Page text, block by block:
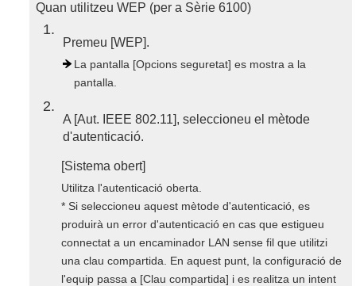
Quan utilitzeu WEP (per a Sèrie 6100)
1
Premeu [WEP].
La pantalla [Opcions seguretat] es mostra a la
pantalla.
2
A [Aut. IEEE 802.11], seleccioneu el mètode
d'autenticació.
[Sistema obert]
Utilitza l'autenticació oberta.
* Si seleccioneu aquest mètode d'autenticació, es
produirà un error d'autenticació en cas que estigueu
connectat a un encaminador LAN sense fil que utilitzi
una clau compartida. En aquest punt, la configuració de
l'equip passa a [Clau compartida] i es realitza un intent